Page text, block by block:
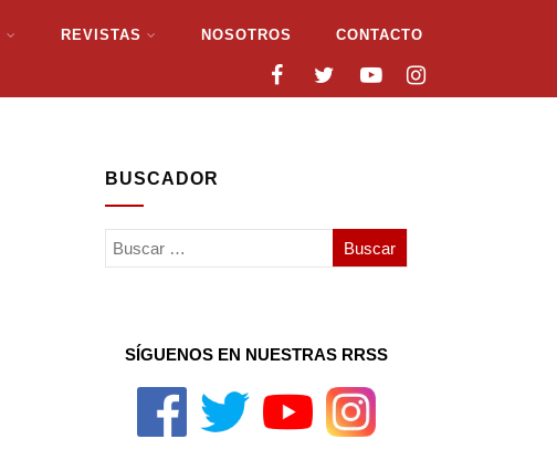
REVISTAS NOSOTROS CONTACTO
BUSCADOR
SÍGUENOS EN NUESTRAS RRSS